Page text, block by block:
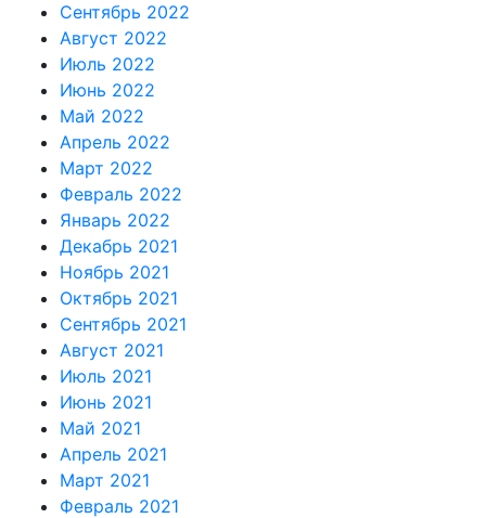
Сентябрь 2022
Август 2022
Июль 2022
Июнь 2022
Май 2022
Апрель 2022
Март 2022
Февраль 2022
Январь 2022
Декабрь 2021
Ноябрь 2021
Октябрь 2021
Сентябрь 2021
Август 2021
Июль 2021
Июнь 2021
Май 2021
Апрель 2021
Март 2021
Февраль 2021